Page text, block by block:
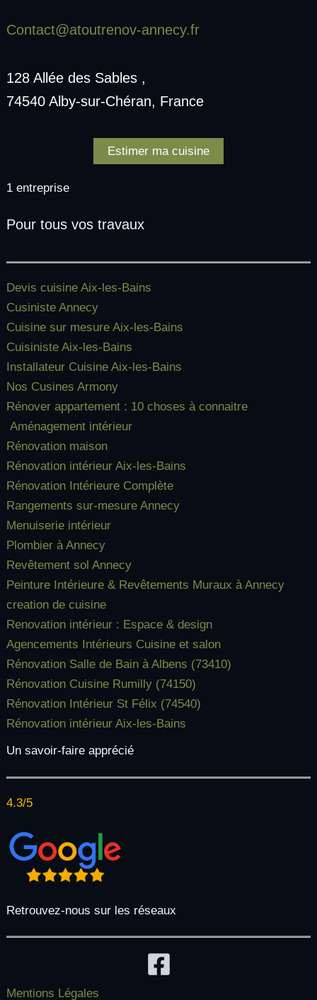
Contact@atoutrenov-annecy.fr
128 Allée des Sables ,
74540 Alby-sur-Chéran, France
Estimer ma cuisine
1 entreprise
Pour tous vos travaux
Devis cuisine Aix-les-Bains
Cusiniste Annecy
Cuisine sur mesure Aix-les-Bains
Cuisiniste Aix-les-Bains
Installateur Cuisine Aix-les-Bains
Nos Cusines Armony
Rénover appartement : 10 choses à connaitre
Aménagement intérieur
Rénovation maison
Rénovation intérieur Aix-les-Bains
Rénovation Intérieure Complète
Rangements sur-mesure Annecy
Menuiserie intérieur
Plombier à Annecy
Revêtement sol Annecy
Peinture Intérieure & Revêtements Muraux à Annecy
creation de cuisine
Renovation intérieur : Espace & design
Agencements Intérieurs Cuisine et salon
Rénovation Salle de Bain à Albens (73410)
Rénovation Cuisine Rumilly (74150)
Rénovation Intérieur St Félix (74540)
Rénovation intérieur Aix-les-Bains
Un savoir-faire apprécié
4.3/5
Retrouvez-nous sur les réseaux
Mentions Légales